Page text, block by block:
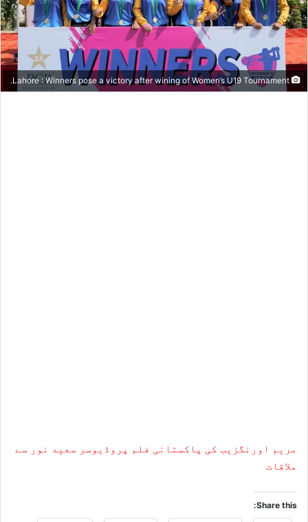
مریم اورنگزیب کی پاکستانی فلم پروڈیوسر سعید نور سے
ملاقات
Share this: